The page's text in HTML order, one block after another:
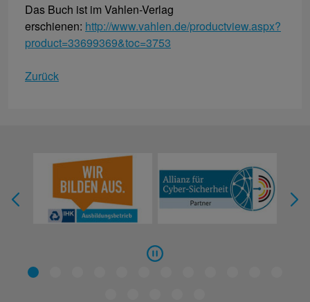
Das Buch ist im Vahlen-Verlag
erschienen: http://www.vahlen.de/productview.aspx?
product=33699369&toc=3753
Zurück